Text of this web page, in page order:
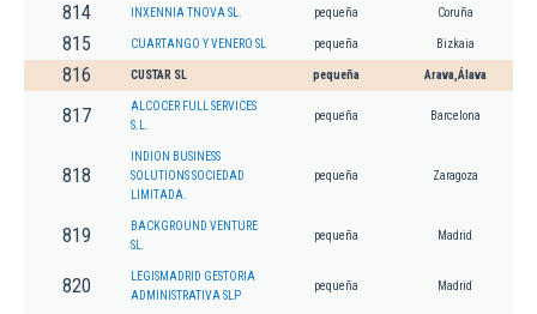
814 INXENNIA TNOVA SL. pequeña Coruña
815 CUARTANGO Y VENERO SL pequeña Bizkaia
816 CUSTAR SL pequeña Arava,Álava
817
ALCOCER FULL SERVICES
S.L.
pequeña Barcelona
818
INDION BUSINESS
SOLUTIONS SOCIEDAD
LIMITADA.
pequeña Zaragoza
819
BACKGROUND VENTURE
SL.
pequeña Madrid
820
LEGISMADRID GESTORIA
ADMINISTRATIVA SLP
pequeña Madrid